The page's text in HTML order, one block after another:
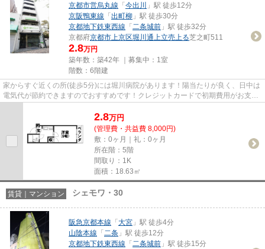
京都市営烏丸線 「 今出川
」駅 徒歩12分
京阪鴨東線 「 出町柳 」駅 徒歩30分
京都地下鉄東西線 「 二条城前 」駅 徒歩32分
京都府京都市上京区堀川通上立売上る芝之町511
2.8万円
築年数：築42年 ｜募集中： 1室
階数：6階建
家からすぐ近くの所(徒歩5分)には堀川病院があります！陽当たりが良く、日中は
電気代が節約できますのでおすすめです！クレジットカードで初期費用がお支払
2.8万円
(管理費・共益費 8,000円)
敷：0ヶ月｜礼：0ヶ月
所在階：5階
間取り：1K
面積：18.63㎡
賃貸｜マンション シェモワ・30
阪急京都本線 「 大宮 」駅 徒歩4分
山陰本線 「 二条 」駅 徒歩12分
京都地下鉄東西線 「 二条城前 」駅 徒歩15分